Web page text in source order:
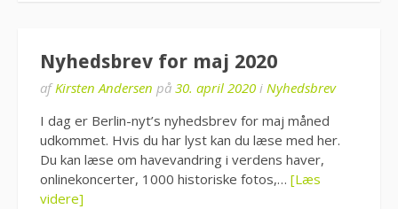
Nyhedsbrev for maj 2020
afKirsten Andersen på 30. april 2020 i Nyhedsbrev
I dag er Berlin-nyt’s nyhedsbrev for maj måned
udkommet. Hvis du har lyst kan du læse med her.
Du kan læse om havevandring i verdens haver,
onlinekoncerter, 1000 historiske fotos,… [Læs
videre]